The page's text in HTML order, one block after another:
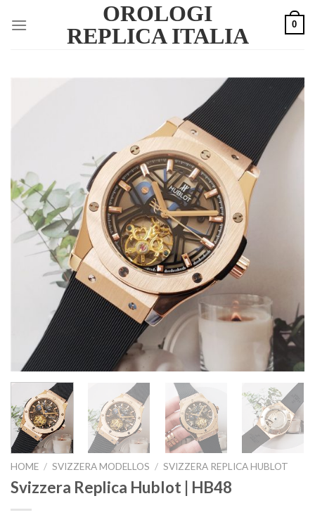
OROLOGI
REPLICA ITALIA
0
HOME / SVIZZERA MODELLOS / SVIZZERA REPLICA HUBLOT
Svizzera Replica Hublot | HB48